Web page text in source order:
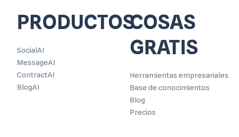
PRODUCTOS
SocialAI
MessageAI
ContractAI
BlogAI
COSAS
GRATIS
Herramientas empresariales
Base de conocimientos
Blog
Precios